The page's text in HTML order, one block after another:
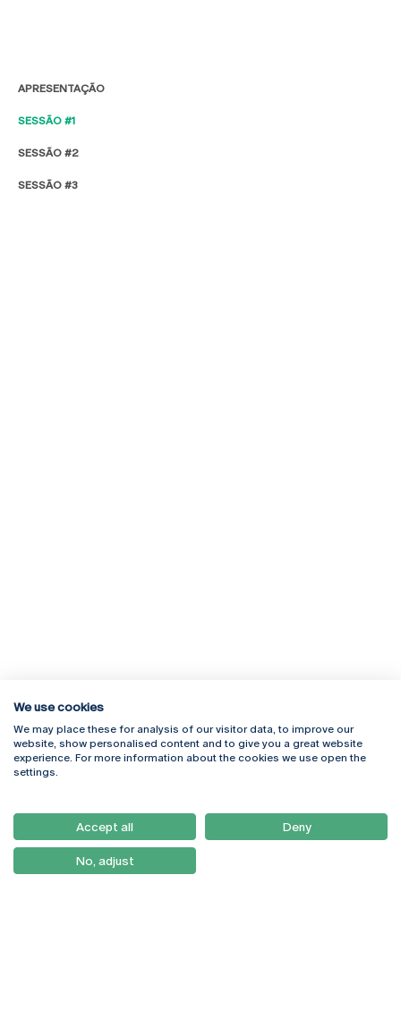
APRESENTAÇÃO
SESSÃO #1
SESSÃO #2
SESSÃO #3
Rua Diogo Botelho 1327
4169-005 Porto
+351 226 196 240
Campus Online
Webmail
Como Chegar
Newsletter
We use cookies
We may place these for analysis of our visitor data, to improve our
website, show personalised content and to give you a great website
experience. For more information about the cookies we use open the
settings.
Accept all Deny
No, adjust